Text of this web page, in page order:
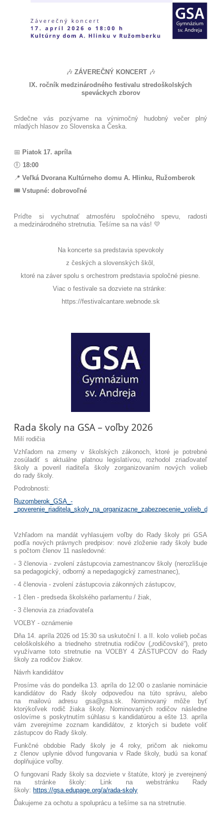
🎶 ZÁVEREČNÝ KONCERT 🎶
IX. ročník medzinárodného festivalu stredoškolských
speváckych zborov
Srdečne vás pozývame na výnimočný hudobný večer plný
mladých hlasov zo Slovenska a Česka.
📅 Piatok 17. apríla
🕕 18:00
📍 Veľká Dvorana Kultúrneho domu A. Hlinku, Ružomberok
🎟️ Vstupné: dobrovoľné
Príďte si vychutnať atmosféru spoločného spevu, radosti
a medzinárodného stretnutia. Tešíme sa na vás! 💛
Na koncerte sa predstavia spevokoly
z českých a slovenských škôl,
ktoré na záver spolu s orchestrom predstavia spoločné piesne.
Viac o festivale sa dozviete na stránke:
https://festivalcantare.webnode.sk
Rada školy na GSA – voľby 2026
Milí rodičia
Vzhľadom na zmeny v školských zákonoch, ktoré je potrebné
zosúladiť s aktuálne platnou legislatívou, rozhodol zriaďovateľ
školy a poveril riaditeľa školy zorganizovaním nových volieb
do rady školy.
Podrobnosti:
Ruzomberok_GSA_-
Vzhľadom na mandát vyhlasujem voľby do Rady školy pri GSA
podľa nových právnych predpisov: nové zloženie rady školy bude
s počtom členov 11 nasledovné:
- 3 členovia - zvolení zástupcovia zamestnancov školy (nerozlišuje
sa pedagogický, odborný a nepedagogický zamestnanec),
- 4 členovia - zvolení zástupcovia zákonných zástupcov,
- 1 člen - predseda školského parlamentu / žiak,
- 3 členovia za zriaďovateľa
VOĽBY - oznámenie
Dňa 14. apríla 2026 od 15:30 sa uskutoční I. a II. kolo volieb počas
celoškolského a triedneho stretnutia rodičov („rodičovské“), preto
využívame toto stretnutie na VOĽBY 4 ZÁSTUPCOV do Rady
školy za rodičov žiakov.
Návrh kandidátov
Prosíme vás do pondelka 13. apríla do 12:00 o zaslanie nominácie
kandidátov do Rady školy odpoveďou na túto správu, alebo
na mailovú adresu gsa@gsa.sk. Nominovaný môže byť
ktorýkoľvek rodič žiaka školy. Nominovaných rodičov následne
oslovíme s poskytnutím súhlasu s kandidatúrou a ešte 13. apríla
vám zverejníme zoznam kandidátov, z ktorých si budete voliť
zástupcov do Rady školy.
Funkčné obdobie Rady školy je 4 roky, pričom ak niekomu
z členov uplynie dôvod fungovania v Rade školy, budú sa konať
doplňujúce voľby.
O fungovaní Rady školy sa dozviete v štatúte, ktorý je zverejnený
na stránke školy: Link na webstránku Rady
školy: https://gsa.edupage.org/a/rada-skoly
Ďakujeme za ochotu a spoluprácu a tešíme sa na stretnutie.